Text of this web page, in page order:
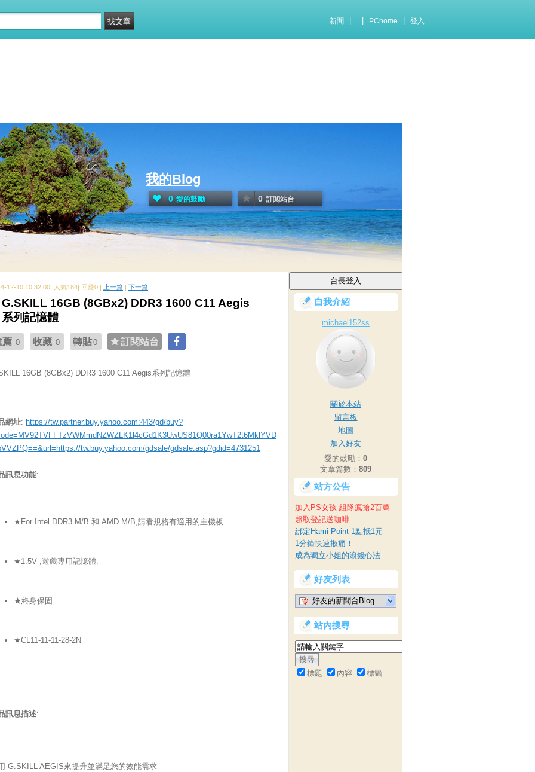
新聞 PChome 登入
我的Blog
0 愛的鼓勵 0 訂閱站台
12-10 10:32:00| 人氣184| 回應0 | 上一篇 | 下一篇
G.SKILL 16GB (8GBx2) DDR3 1600 C11 Aegis
系列記憶體
薦 0 收藏 0 轉貼0 訂閱站台
16GB (8GBx2) DDR3 1600 C11 Aegis系列記憶體
網址: https://tw.partner.buy.yahoo.com:443/gd/buy?
tw.buy.yahoo.com/gdsale/gdsale.asp?gdid=4731251
訊息功能:
★For Intel DDR3 M/B 和 AMD M/B,請看規格有適用的主機板.
★1.5V ,遊戲專用記憶體.
★終身保固
★CL11-11-11-28-2N
訊息描述:
G.SKILL AEGIS來提升並滿足您的效能需求
自我介紹
michael152ss
關於本站
留言板
地圖
加入好友
愛的鼓勵： 0
文章篇數： 809
站方公告
加入PS女孩 組隊瘋搶2百萬
超取登記送咖啡
綁定Hami Point 1點抵1元
1分鐘快速揪痛！
成為獨立小姐的滾錢心法
好友列表
好友的新聞台Blog
站內搜尋
標題 內容 標籤